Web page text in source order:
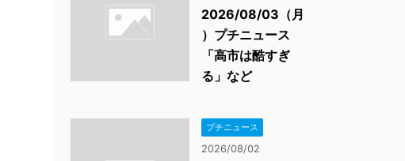
2026/08/03（月
）プチニュース
「高市は酷すぎ
る」など
プチニュース
2026/08/02